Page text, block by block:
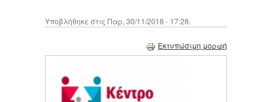
Υποβλήθηκε στις Παρ, 30/11/2018 - 17:28.
Εκτυπώσιμη μορφή